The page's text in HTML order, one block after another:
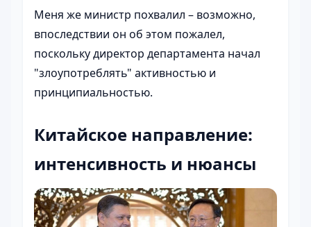
Меня же министр похвалил – возможно,
впоследствии он об этом пожалел,
поскольку директор департамента начал
"злоупотреблять" активностью и
принципиальностью.
Китайское направление:
интенсивность и нюансы